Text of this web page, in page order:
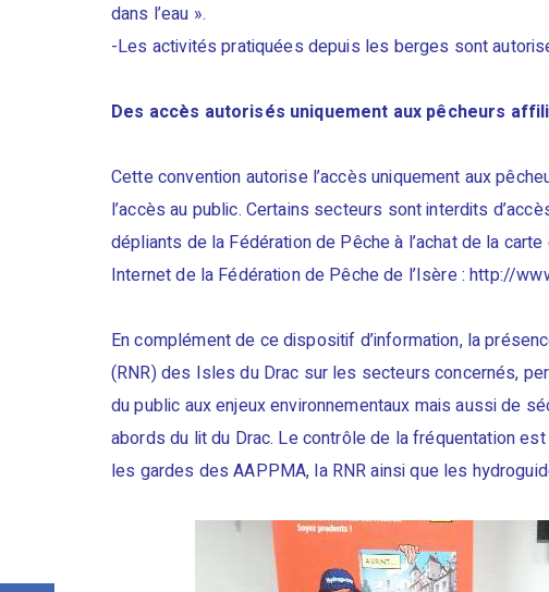
dans l’eau ».
-Les activités pratiquées depuis les berges sont
Des accès autorisés uniquement aux pêcheurs
Cette convention autorise l’accès uniquement aux
l’accès au public. Certains secteurs sont interdits
dépliants de la Fédération de Pêche à l’achat de la
Internet de la Fédération de Pêche de l’Isère : http://
En complément de ce dispositif d’information, la
(RNR) des Isles du Drac sur les secteurs concernés,
du public aux enjeux environnementaux mais aussi de
abords du lit du Drac. Le contrôle de la fréquentation
les gardes des AAPPMA, la RNR ainsi que les